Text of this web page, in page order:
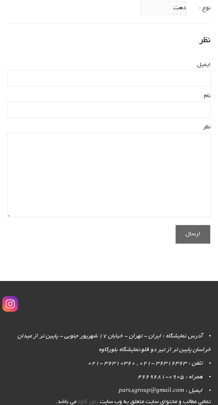
نوع :
نظر
ایمیل
نام
نظر
آدرس نمایشگاه : ایران - تهران - خیابان 17 شهریور جنوبی - پایین تر از میدان
خراسان پایین تر از تیر دو قلو،نمایشگاه بلورکاوه
تلفن : 36316363 -021 , 36310360 -021
همراه : 0905-4669681
ایمیل : pars8group@gmail.com
تمامی مطالب و محتوای سایت متعلق به وب سایت بلور کاوه می باشد.